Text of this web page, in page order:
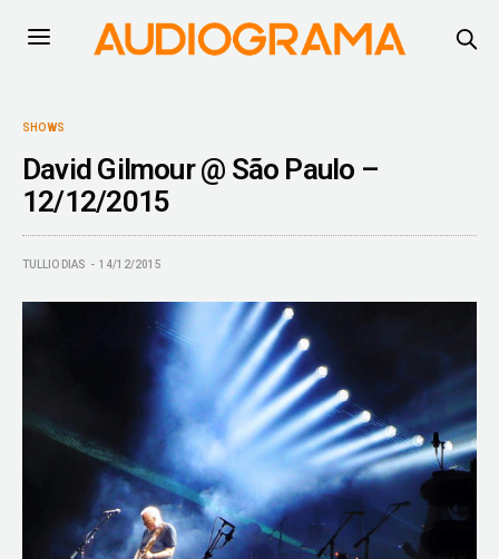
SHOWS
David Gilmour @ São Paulo –
12/12/2015
TULLIO DIAS 14/12/2015